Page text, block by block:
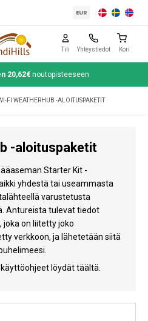
EUR
Tili Yhteystiedot Kori
20,62€ noutopisteeseen
FI WEATHERHUB -ALOITUSPAKETIT
-aloituspaketit
Starter Kit -
yhdestä tai useammasta
varustetusta
Antureista tulevat tiedot
on liitetty joko
verkkoon, ja lähetetään siitä
löydät täältä.